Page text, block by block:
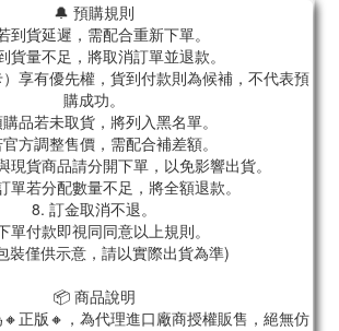
🔔 預購規則
到貨延遲，需配合重新下單。
貨量不足，將取消訂單並退款。
享有優先權，貨到付款則為候補，不代表預
購成功。
品若未取貨，將列入黑名單。
方調整售價，需配合補差額。
現貨商品請分開下單，以免影響出貨。
單若分配數量不足，將全額退款。
8. 訂金取消不退。
單付款即視同同意以上規則。
裝僅供示意，請以實際出貨為準)
📦 商品說明
🔸正版🔸，為代理進口廠商授權販售，絕無仿